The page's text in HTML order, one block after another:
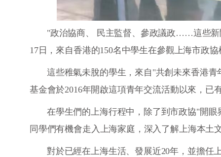
"政治協商、 民主監督、參政議政……這些新
17日，來自香港的150名中學生在參觀上海市政
這些稚氣未脫的學生，來自"共創未來香港
基金會於2016年開啟這項青年交流活動以來，
在學生們的上海行程中，除了到市政協"開
同學們有機會走入上海家庭，深入了解上海本土
對於已經在上海生活、發展近20年，並擔任